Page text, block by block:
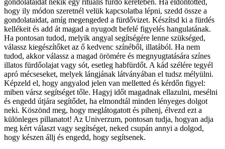
hogy ily módon szeretnél velük kapcsolatba lépni, szedd össze a
gondolataidat, amíg megengeded a fürdővizet. Készítsd ki a fürdés
kellékeit és add át magad a nyugodt befelé figyelés hangulatának.
Ha pontosan tudod, melyik angyal segítségére lenne szükséged,
válassz kiegészítőket az ő kedvenc színéből, illatából. Ha nem
tudod, akkor válassz a magad örömére és megnyugtatására színes
illatos fürdőolajat vagy sót, esetleg habfürdőt. A kád szélére tegyél
apró mécseseket, melyek lángjának látványában el tudsz mélyülni.
Képzeld el, hogy angyalod jelen van melletted és kérdőn figyel:
miben vársz segítséget tőle. Hagyj időt magadnak ellazulni, mesélni
és engedd útjára segítődet, ha elmondtál minden lényeges dolgot
neki. Köszönd meg, hogy meglátogatott és pihenj, élvezd ezt a
különleges pillanatot! Az Univerzum, pontosan tudja, hogyan adja
meg kért választ vagy segítséget, neked csupán annyi a dolgod,
hogy készen állj és engedd, hogy segítsenek.